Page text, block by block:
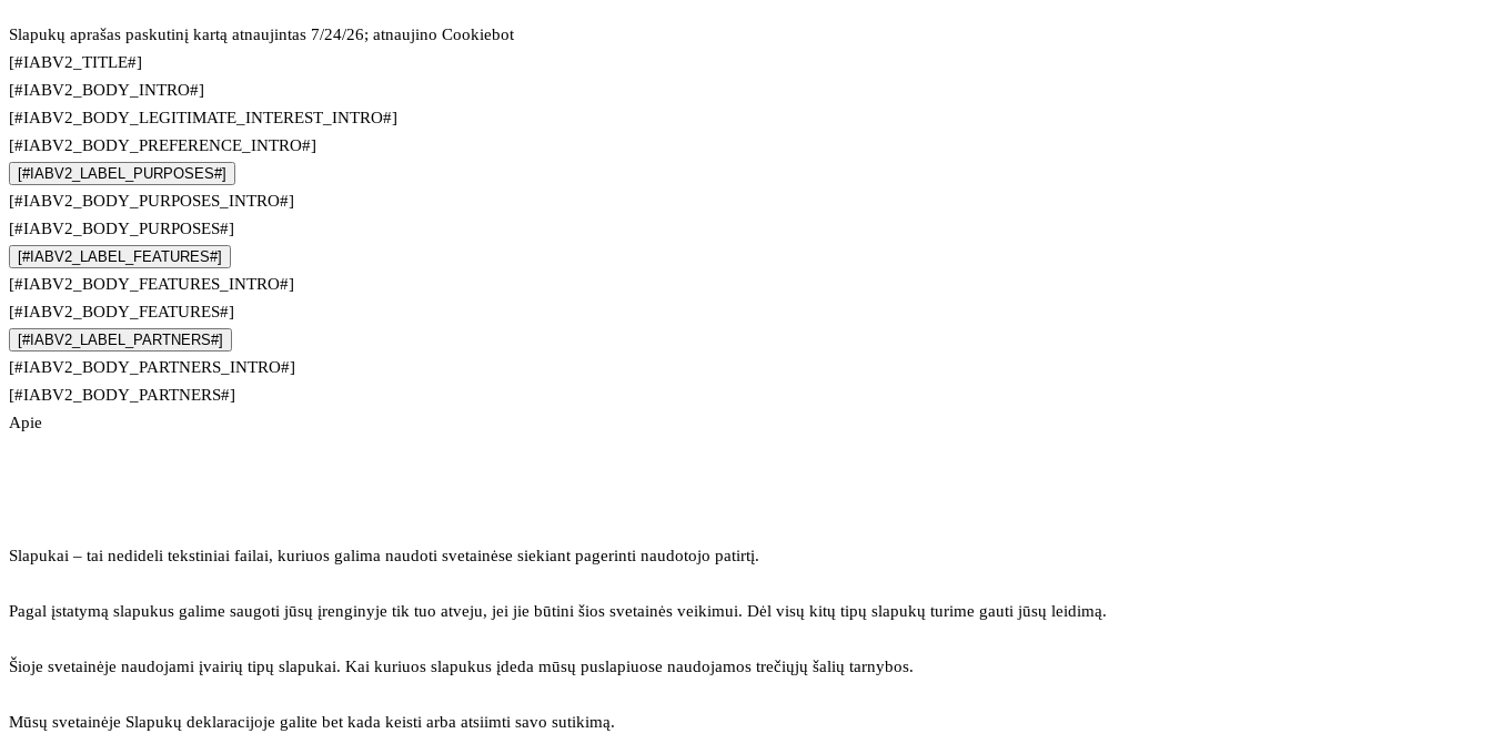
Slapukų aprašas paskutinį kartą atnaujintas 7/24/26; atnaujino Cookiebot
[#IABV2_TITLE#]
[#IABV2_BODY_INTRO#]
[#IABV2_BODY_LEGITIMATE_INTEREST_INTRO#]
[#IABV2_BODY_PREFERENCE_INTRO#]
[#IABV2_LABEL_PURPOSES#]
[#IABV2_BODY_PURPOSES_INTRO#]
[#IABV2_BODY_PURPOSES#]
[#IABV2_LABEL_FEATURES#]
[#IABV2_BODY_FEATURES_INTRO#]
[#IABV2_BODY_FEATURES#]
[#IABV2_LABEL_PARTNERS#]
[#IABV2_BODY_PARTNERS_INTRO#]
[#IABV2_BODY_PARTNERS#]
Apie
Slapukai – tai nedideli tekstiniai failai, kuriuos galima naudoti svetainėse siekiant pagerinti naudotojo patirtį.
Pagal įstatymą slapukus galime saugoti jūsų įrenginyje tik tuo atveju, jei jie būtini šios svetainės veikimui. Dėl visų kitų tipų slapukų turime gauti jūsų leidimą.
Šioje svetainėje naudojami įvairių tipų slapukai. Kai kuriuos slapukus įdeda mūsų puslapiuose naudojamos trečiųjų šalių tarnybos.
Mūsų svetainėje Slapukų deklaracijoje galite bet kada keisti arba atsiimti savo sutikimą.